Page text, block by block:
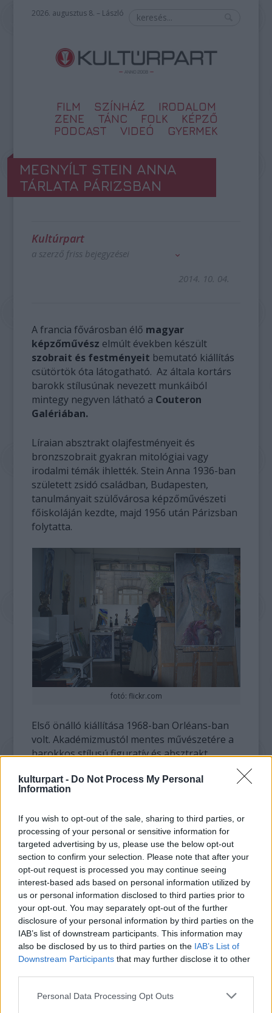
kulturpart - Do Not Process My Personal
Information
If you wish to opt-out of the sale, sharing to third parties, or
processing of your personal or sensitive information for
targeted advertising by us, please use the below opt-out
section to confirm your selection. Please note that after your
opt-out request is processed you may continue seeing
interest-based ads based on personal information utilized by
us or personal information disclosed to third parties prior to
your opt-out. You may separately opt-out of the further
disclosure of your personal information by third parties on the
IAB’s list of downstream participants. This information may
also be disclosed by us to third parties on the IAB’s List of
Downstream Participants that may further disclose it to other
Please note that this website/app uses one or more Google
Personal Data Processing Opt Outs
2026. augusztus 8. – László
FILM SZÍNHÁZ
IRODALOM
ZENE
TÁNC FOLK
KÉPZŐ
PODCAST
VIDEÓ GYERMEK
MEGNYÍLT STEIN ANNA
TÁRLATA PÁRIZSBAN
Kultúrpart
a szerző friss bejegyzései
2014. 10. 04.
A francia fővárosban élő magyar
képzőművész elmúlt években készült
szobrait és festményeit bemutató kiállítás
csütörtök óta látogatható. Az általa kortárs
barokk stílusúnak nevezett munkáiból
mintegy negyven látható a Couteron
Galériában.
Líraian absztrakt olajfestményeit és
bronzszobrait gyakran mitológiai vagy
irodalmi témák ihlették. Stein Anna 1936-ban
született zsidó családban, Budapesten,
tanulmányait szülővárosa képzőművészeti
főiskoláján kezdte, majd 1956 után Párizsban
folytatta.
fotó: flickr.com
Első önálló kiállítása 1968-ban Orléans-ban
volt. Akadémizmustól mentes művészetére a
barokkos stílusú figuratív és absztrakt
mítoszok mellett nagyon sok személyes
érzelmi élményt dolgoz fel. Munkáit a fény-
színek jellemeznek. Mozgalmas alkotásaiban
töredékes körvonalú nyugtalan, irrealitást
idéző alakok jelennek meg.
Stein Anna négy évtizede állít ki a világ
különböző tájain, művei megtalálhatóak a
British Museum, a Berlini Múzeum és több
francia és magyar kiállítóhely
gyűjteményeiben. Magyarországon 1978-ban
Pécsett, Budapesten pedig 1986-ban a
Magyar Nemzeti Galériában önálló kiállításon
mutatta be először munkáit. Tavaly
februárban az Abigail Galériában volt
retrospektív kiállítása.